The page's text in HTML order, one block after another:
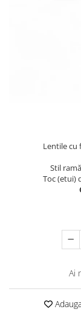
Cântare
Produse de cult
Lentile cu
Stil
Toc (etui)
Ai